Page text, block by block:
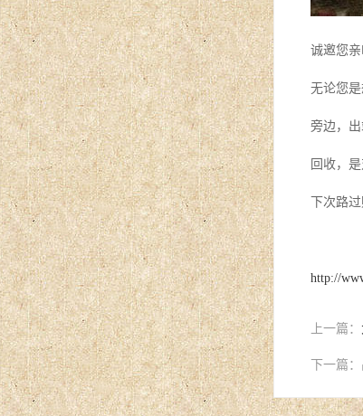
诚邀您
无论您
旁边，
回收，
下次路
http://
上一篇：
下一篇：